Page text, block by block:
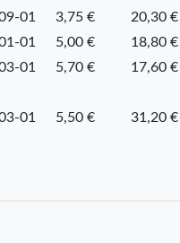
01 3,75 € 20,30 €
01 5,00 € 18,80 €
01 5,70 € 17,60 €
01 5,50 € 31,20 €